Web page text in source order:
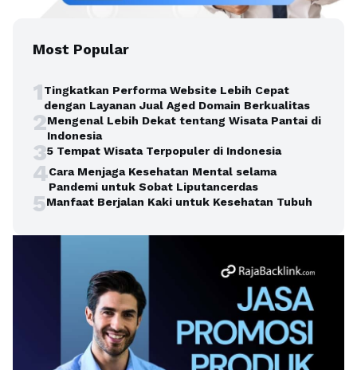
Most Popular
1Tingkatkan Performa Website Lebih Cepat
dengan Layanan Jual Aged Domain Berkualitas
2Mengenal Lebih Dekat tentang Wisata Pantai di
Indonesia
35 Tempat Wisata Terpopuler di Indonesia
4Cara Menjaga Kesehatan Mental selama
Pandemi untuk Sobat Liputancerdas
5Manfaat Berjalan Kaki untuk Kesehatan Tubuh